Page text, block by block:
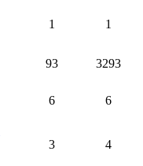
1 1
93 3293
6 6
3 4